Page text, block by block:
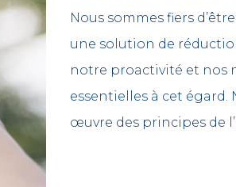
Nous sommes fiers
une solution de
notre proactivité et nos
essentielles à cet
œuvre des principes de